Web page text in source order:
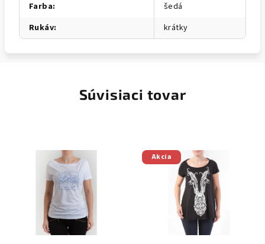
Farba:
šedá
Rukáv: krátky
Súvisiaci tovar
Akcia